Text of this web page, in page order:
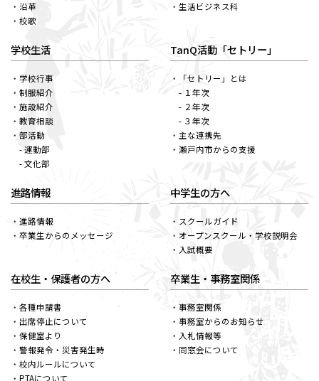
沿革
校歌
生活ビジネス科
学校生活
学校行事
制服紹介
施設紹介
教育相談
部活動
- 運動部
- 文化部
TanQ活動「セトリー」
「セトリー」とは
- １年次
- ２年次
- ３年次
主な連携先
瀬戸内市からの支援
進路情報
進路情報
卒業生からのメッセージ
中学生の方へ
スクールガイド
オープンスクール・学校説明会
入試概要
在校生・保護者の方へ
各種申請書
出席停止について
保健室より
警報発令・災害発生時
校内ルールについて
PTAについて
卒業生・事務室関係
事務室関係
事務室からのお知らせ
入札情報等
同窓会について